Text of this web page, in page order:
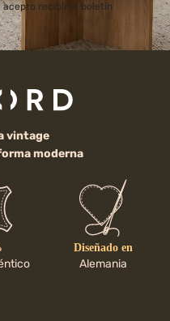
acepto recibir el boletín
vintage
moderna
Diseñado en
Alemania